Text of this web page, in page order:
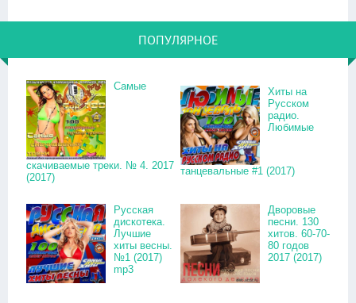
ПОПУЛЯРНОЕ
Самые
скачиваемые треки. № 4. 2017
(2017)
Хиты на
Русском
радио.
Любимые
танцевальные #1 (2017)
Русская
дискотека.
Лучшие
хиты весны.
№1 (2017)
mp3
Дворовые
песни. 130
хитов. 60-70-
80 годов
2017 (2017)